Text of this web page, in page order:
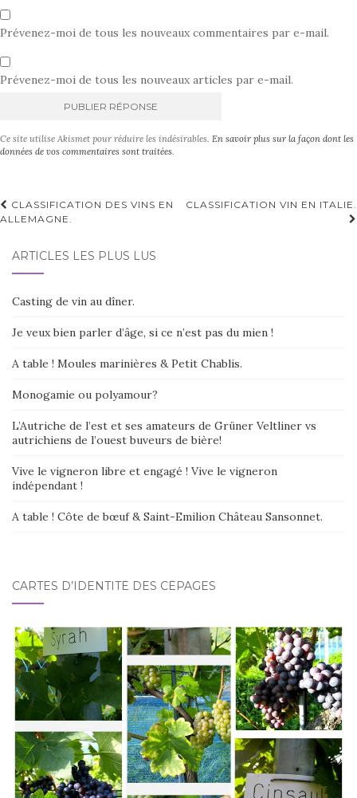
Prévenez-moi de tous les nouveaux commentaires par e-mail.
Prévenez-moi de tous les nouveaux articles par e-mail.
l
n
Ce site utilise Akismet pour réduire les indésirables. En savoir plus sur la façon dont les
données de vos commentaires sont traitées.
Navigation
CLASSIFICATION DES VINS EN
ALLEMAGNE.
CLASSIFICATION VIN EN ITALIE.
ARTICLES LES PLUS LUS
Casting de vin au dîner.
Je veux bien parler d’âge, si ce n’est pas du mien !
A table ! Moules marinières & Petit Chablis.
Monogamie ou polyamour?
L’Autriche de l’est et ses amateurs de Grüner Veltliner vs
autrichiens de l’ouest buveurs de bière!
Vive le vigneron libre et engagé ! Vive le vigneron
indépendant !
A table ! Côte de bœuf & Saint-Emilion Château Sansonnet.
CARTES D’IDENTITÉ DES CÉPAGES